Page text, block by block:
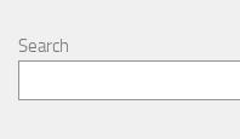
Search